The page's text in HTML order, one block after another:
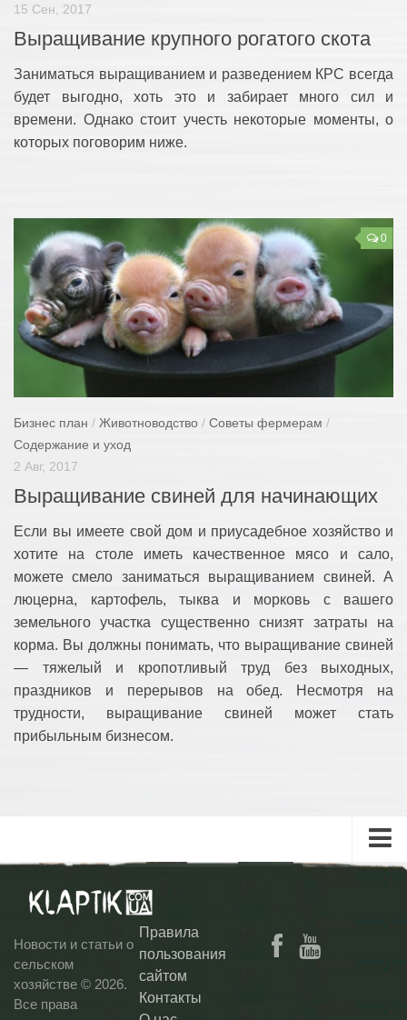
15 Сен, 2017
Выращивание крупного рогатого скота
Заниматься выращиванием и разведением КРС всегда
будет выгодно, хоть это и забирает много сил и
времени. Однако стоит учесть некоторые моменты, о
которых поговорим ниже.
0
Бизнес план / Животноводство / Советы фермерам /
Содержание и уход
2 Авг, 2017
Выращивание свиней для начинающих
Если вы имеете свой дом и приусадебное хозяйство и
хотите на столе иметь качественное мясо и сало,
можете смело заниматься выращиванием свиней. А
люцерна, картофель, тыква и морковь с вашего
земельного участка существенно снизят затраты на
корма. Вы должны понимать, что выращивание свиней
— тяжелый и кропотливый труд без выходных,
праздников и перерывов на обед. Несмотря на
трудности, выращивание свиней может стать
прибыльным бизнесом.
Клаптик ТВ
Блог
Контакты
О нас
Новости и статьи о
сельском
хозяйстве © 2026.
Все права
Правила
пользования
сайтом
Контакты